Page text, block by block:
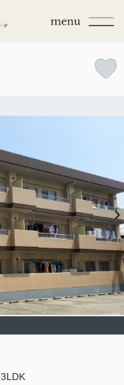
3LDK